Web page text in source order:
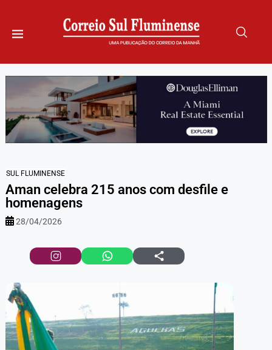
SUL FLUMINENSE
Aman celebra 215 anos com desfile e
homenagens
28/04/2026